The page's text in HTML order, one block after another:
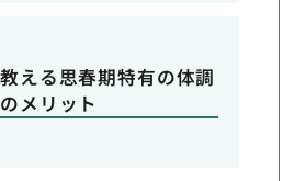
える思春期特有の体調
メリット